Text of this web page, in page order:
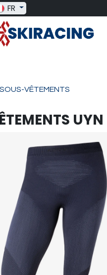
FR
SOUS-VÊTEMENTS
UYN